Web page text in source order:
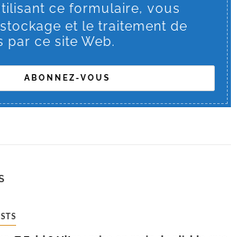
ce formulaire, vous
et le traitement de
par ce site Web.